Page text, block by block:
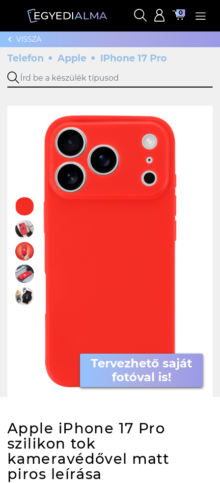
0
VISSZA
Telefon Apple IPhone 17 Pro
Tervezhető saját
fotóval is!
Apple iPhone 17 Pro
szilikon tok
kameravédővel matt
piros leírása